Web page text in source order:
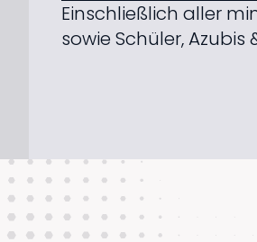
Einschließlich aller
sowie Schüler,